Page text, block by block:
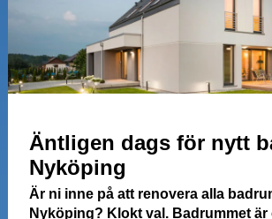
Äntligen dags för nytt
Nyköping
Är ni inne på att renovera alla
Nyköping? Klokt val. Badrummet är